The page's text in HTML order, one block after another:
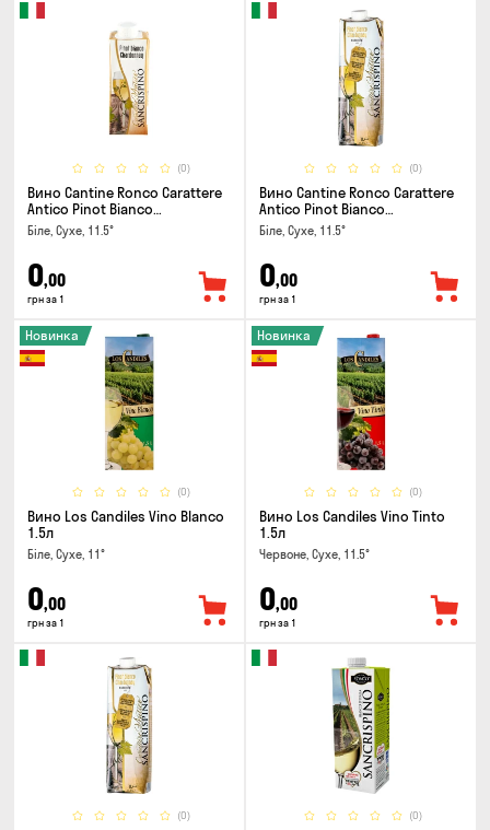
(0)
Вино Cantine Ronco Carattere
Antico Pinot Bianco
Chardonnay Rubicone IGT 0.25л
Біле, Сухе, 11.5°
0,00
грн за 1
(0)
Вино Cantine Ronco Carattere
Antico Pinot Bianco
Chardonnay Rubicone IGT 1л
Біле, Сухе, 11.5°
0,00
грн за 1
(0)
Новинка
Вино Los Candiles Vino Blanco
1.5л
Біле, Сухе, 11°
0,00
грн за 1
(0)
Новинка
Вино Los Candiles Vino Tinto
1.5л
Червоне, Сухе, 11.5°
0,00
грн за 1
(0) (0)